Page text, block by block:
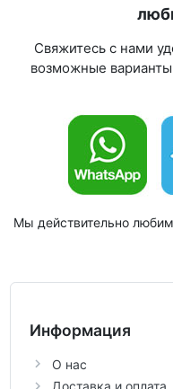
Свяжитесь с нами
возможные
Мы действительно
Информация
О нас